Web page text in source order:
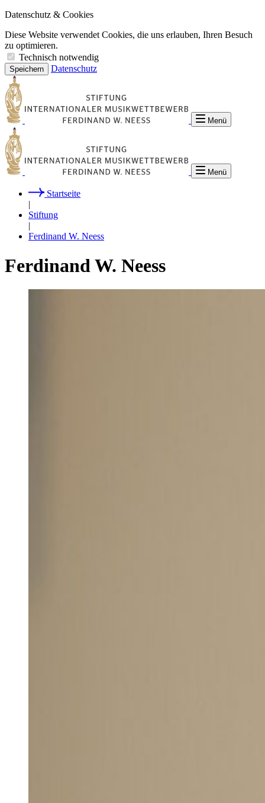
Datenschutz & Cookies
Diese Website verwendet Cookies, die uns erlauben, Ihren Besuch
zu optimieren.
Technisch notwendig
Speichern Datenschutz
Menü
Menü
Startseite
Stiftung
Ferdinand W. Neess
Ferdinand W. Neess